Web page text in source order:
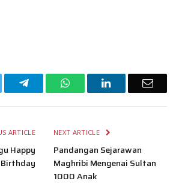
TelegramWhatsAppLinkedIn Email
ARTICLE
Happy
Birthday
NEXT ARTICLE
Pandangan Sejarawan
Maghribi Mengenai Sultan
1000 Anak